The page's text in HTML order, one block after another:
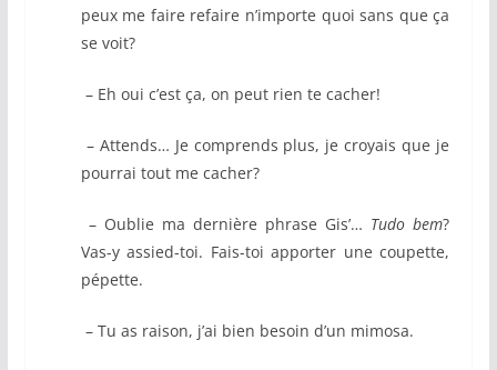
peux me faire refaire n’importe quoi sans que ça
se voit?
– Eh oui c’est ça, on peut rien te cacher!
– Attends… Je comprends plus, je croyais que je
pourrai tout me cacher?
– Oublie ma dernière phrase Gis’… Tudo bem?
Vas-y assied-toi. Fais-toi apporter une coupette,
pépette.
– Tu as raison, j’ai bien besoin d’un mimosa.